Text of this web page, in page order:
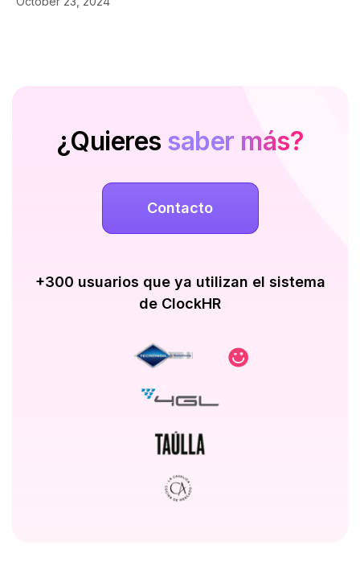
¿Quieres saber más?
Contacto
+300 usuarios que ya utilizan el sistema
de ClockHR